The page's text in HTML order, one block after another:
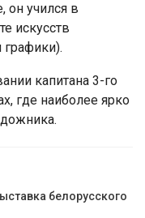
он учился в
искусств
графики).
капитана 3-го
где наиболее ярко
белорусского